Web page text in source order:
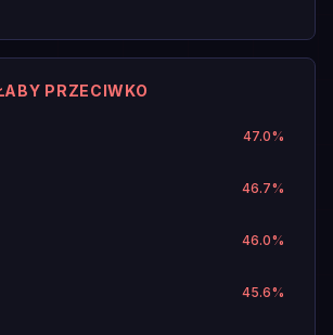
PRZECIWKO
47.0%
46.7%
46.0%
45.6%